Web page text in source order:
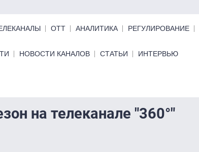
ОТТ АНАЛИТИКА РЕГУЛИРОВАНИЕ
НОВОСТИ КАНАЛОВ СТАТЬИ ИНТЕРВЬЮ
на телеканале "360°"